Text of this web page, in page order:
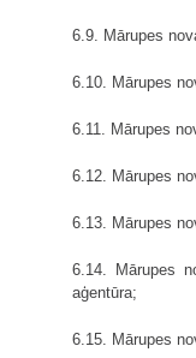
6.9. Mārupes
6.10. Mārupes
6.11. Mārupes
6.12. Mārupes
6.13. Mārupes
6.14. Mārupes
aģentūra;
6.15. Mārupes